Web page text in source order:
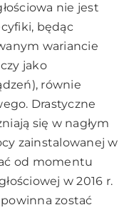
nie jest
będąc
wariancie
jako
równie
Drastyczne
się w nagłym
zainstalowanej w
od momentu
w 2016 r.
zostać